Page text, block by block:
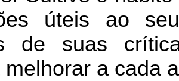
úteis ao
de suas
a cada